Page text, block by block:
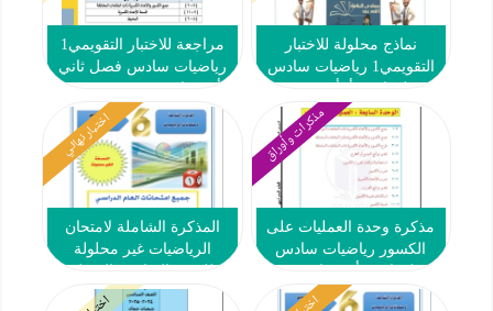
نماذج محلولة للاختبار
التقويمي1 رياضيات سادس
2024-2025
مراجعة للاختبار التقويمي1
رياضيات سادس فصل ثاني
مذكرات وأوراق
مذكرة وحدة العمليات على
الكسور رياضيات سادس
2024-2025
اختبار نهائي
المذكرة الشاملة لامتحان
الرياضيات غير محلولة
الثاني